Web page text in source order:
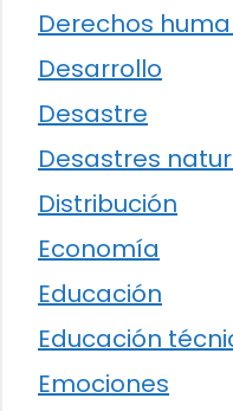
Derechos
Desarrollo
Desastre
Desastres
Distribución
Economía
Educación
Educación
Emociones